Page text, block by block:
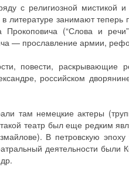
с религиозной мистикой и
занимают теперь
(“Слова и
— прославление армии,
повести, раскрывающие
российском
там немецкие актеры
театр был еще редким
В петровскую эпоху
деятельности были